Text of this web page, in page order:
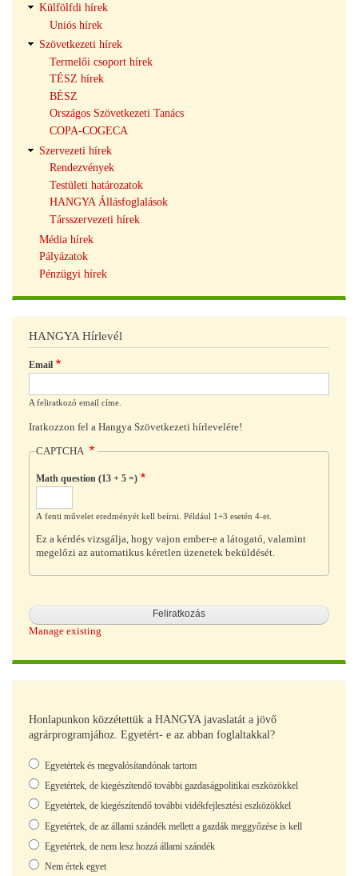
Külfölfdi hírek
Uniós hírek
Szövetkezeti hírek
Termelői csoport hírek
TÉSZ hírek
BÉSZ
Országos Szövetkezeti Tanács
COPA-COGECA
Szervezeti hírek
Rendezvények
Testületi határozatok
HANGYA Állásfoglalások
Társszervezeti hírek
Média hírek
Pályázatok
Pénzügyi hírek
HANGYA Hírlevél
Email
A feliratkozó email címe.
Iratkozzon fel a Hangya Szövetkezeti hírlevelére!
CAPTCHA
Math question (13 + 5 =)
A fenti művelet eredményét kell beírni. Például 1+3 esetén 4-et.
Ez a kérdés vizsgálja, hogy vajon ember-e a látogató, valamint
megelőzi az automatikus kéretlen üzenetek beküldését.
Manage existing
Honlapunkon közzétettük a HANGYA javaslatát a jövő
agrárprogramjához. Egyetért- e az abban foglaltakkal?
Választások
Egyetértek és megvalósítandónak tartom
Egyetértek, de kiegészítendő további gazdaságpolitikai eszközökkel
Egyetértek, de kiegészítendő további vidékfejlesztési eszközökkel
Egyetértek, de az állami szándék mellett a gazdák meggyőzése is kell
Egyetértek, de nem lesz hozzá állami szándék
Nem értek egyet